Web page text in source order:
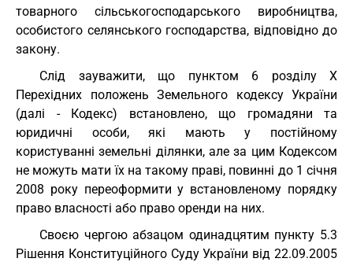
товарного сільськогосподарського виробництва,
особистого селянського господарства, відповідно до
закону.
Слід зауважити, що пунктом 6 розділу X
Перехідних положень Земельного кодексу України
(далі - Кодекс) встановлено, що громадяни та
юридичні особи, які мають у постійному
користуванні земельні ділянки, але за цим Кодексом
не можуть мати їх на такому праві, повинні до 1 січня
2008 року переоформити у встановленому порядку
право власності або право оренди на них.
Своєю чергою абзацом одинадцятим пункту 5.3
Рішення Конституційного Суду України від 22.09.2005